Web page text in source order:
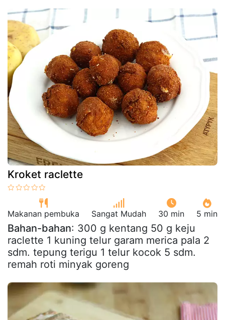
Kroket raclette
Makanan pembuka Sangat Mudah 30 min 5 min
Bahan-bahan: 300 g kentang 50 g keju
raclette 1 kuning telur garam merica pala 2
sdm. tepung terigu 1 telur kocok 5 sdm.
remah roti minyak goreng